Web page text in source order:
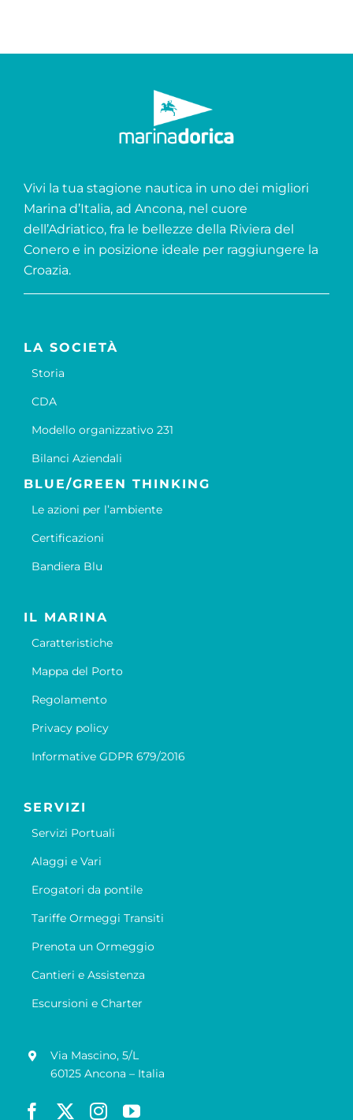
Vivi la tua stagione nautica in uno dei migliori
Marina d’Italia, ad Ancona, nel cuore
dell’Adriatico, fra le bellezze della Riviera del
Conero e in posizione ideale per raggiungere la
Croazia.
LA SOCIETÀ
Storia
CDA
Modello organizzativo 231
Bilanci Aziendali
BLUE/GREEN THINKING
Le azioni per l’ambiente
Certificazioni
Bandiera Blu
IL MARINA
Caratteristiche
Mappa del Porto
Regolamento
Privacy policy
Informative GDPR 679/2016
SERVIZI
Servizi Portuali
Alaggi e Vari
Erogatori da pontile
Tariffe Ormeggi Transiti
Prenota un Ormeggio
Cantieri e Assistenza
Escursioni e Charter
Via Mascino, 5/L
60125 Ancona – Italia